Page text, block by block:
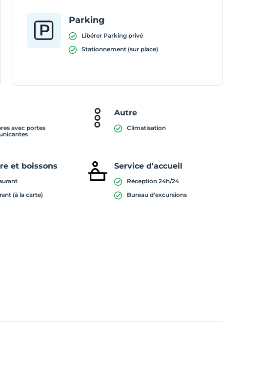
Parking
Libérer Parking privé
Stationnement (sur place)
avec portes
Autre
Climatisation
et boissons
(à la carte)
Service d'accueil
Réception 24h/24
Bureau d'excursions